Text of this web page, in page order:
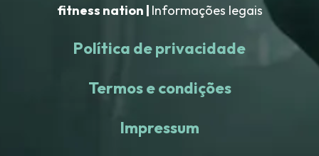
fitness nation | Informações legais
Política de privacidade
Termos e condições
Impressum